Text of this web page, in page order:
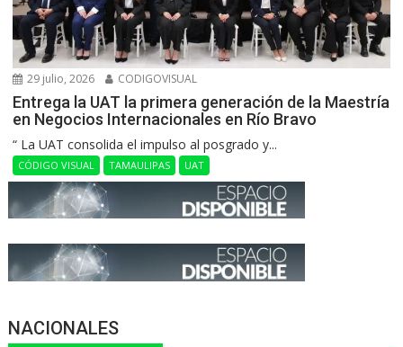
29 julio, 2026 CODIGOVISUAL
Entrega la UAT la primera generación de la Maestría
en Negocios Internacionales en Río Bravo
“ La UAT consolida el impulso al posgrado y...
CÓDIGO VISUAL TAMAULIPAS UAT
NACIONALES